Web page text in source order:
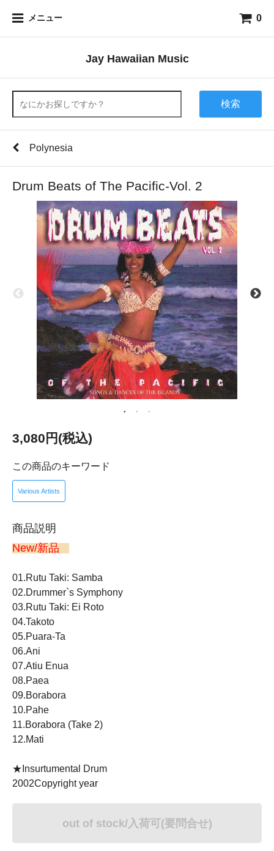
メニュー 0
Jay Hawaiian Music
検索
Polynesia
Drum Beats of The Pacific-Vol. 2
3,080円(税込)
この商品のキーワード
Various Artists
商品説明
New/新品
01.Rutu Taki: Samba
02.Drummer`s Symphony
03.Rutu Taki: Ei Roto
04.Takoto
05.Puara-Ta
06.Ani
07.Atiu Enua
08.Paea
09.Borabora
10.Pahe
11.Borabora (Take 2)
12.Mati
★Insurtumental Drum
2002Copyright year
out of stock/入荷可(要問合せ)